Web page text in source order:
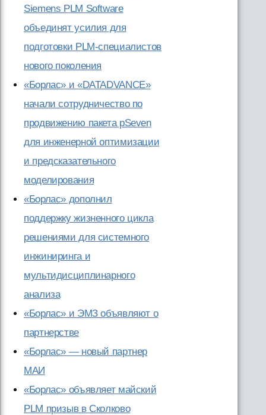
Siemens PLM Software
объединят усилия для
подготовки PLM-специалистов
нового поколения
«Борлас» и «DATADVANCE»
начали сотрудничество по
продвижению пакета pSeven
для инженерной оптимизации
и предсказательного
моделирования
«Борлас» дополнил
поддержку жизненного цикла
решениями для системного
инжиниринга и
мультидисциплинарного
анализа
«Борлас» и ЭМЗ объявляют о
партнерстве
«Борлас» — новый партнер
МАИ
«Борлас» объявляет майский
PLM призыв в Сколково